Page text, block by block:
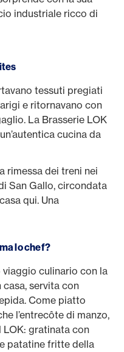
industriale ricco di
tessuti pregiati
e ritornavano con
La Brasserie LOK
cucina da
rimessa dei treni nei
San Gallo, circondata
qui. Una
lo chef?
culinario con la
servita con
Come piatto
l’entrecôte di manzo,
LOK: gratinata con
patatine fritte della